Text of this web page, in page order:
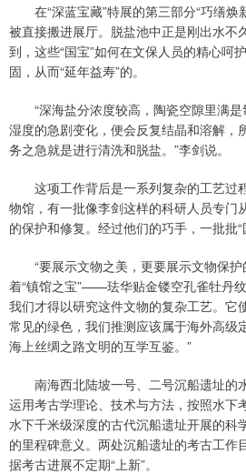
在“深蓝宝藏”特展的第三部分“巧缮焕
被直接搬进展厅。脱盐池中正是刚出水不
到，这些“国宝”如何在文保人员的精心呵
固，从而“延年益寿”的。
“深海盐分浓度较高，陶瓷空隙里满是
湿度的急剧变化，便会反复结晶和溶解，
务之急就是进行清洗和脱盐。”李剑说。
这项工作背后是一系列复杂的工艺过
物馆，有一批像李剑这样的科研人员专门
的保护和修复。经过他们的巧手，一批批“
“要展示文物之美，更要展示文物保护
着“镇馆之宝”——珐华贴金镂空孔雀牡丹纹
我们才得以研究这件文物的复杂工艺。它
常见的绿色，我们推测应该属于海外高级
海上丝绸之路文明的互学互鉴。”
南海西北陆坡一号、二号沉船遗址的
运用考古学理论、技术与方法，按照水下
水下千米级深度的古代沉船遗址开展的科
的里程碑意义。两处沉船遗址的考古工作
据考古进展不定期“上新”。